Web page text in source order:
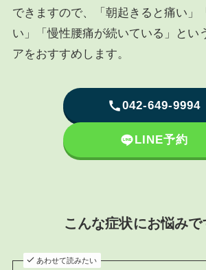
できますので、「朝起きると痛い」
い」「慢性腰痛が続いている」とい
アをおすすめします。
042-649-9994
LINE予約
こんな症状にお悩みで
あわせて読みたい